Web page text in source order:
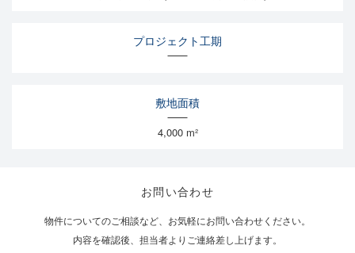
プロジェクト工期
敷地面積
4,000 m²
お問い合わせ
物件についてのご相談など、お気軽にお問い合わせください。
内容を確認後、担当者よりご連絡差し上げます。